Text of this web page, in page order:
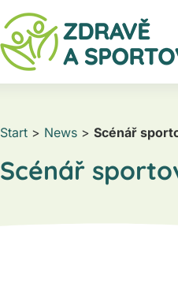
Start > News > Scénář
Scénář